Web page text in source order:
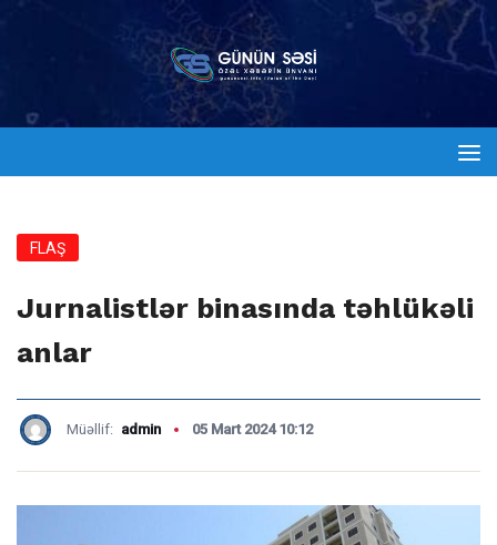
FLAŞ
Jurnalistlər binasında təhlükəli
anlar
Müəllif: admin 05 Mart 2024 10:12